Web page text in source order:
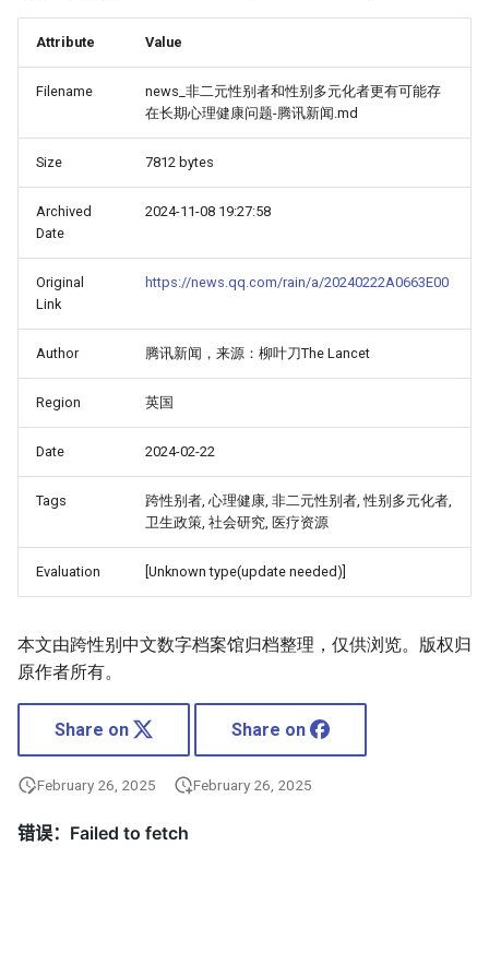
Attribute Value
Filename
news_非二元性别者和性别多元化者更有可能存
在长期心理健康问题-腾讯新闻.md
Size 7812 bytes
Archived
Date
2024-11-08 19:27:58
Original
Link
https://news.qq.com/rain/a/20240222A0663E00
Author 腾讯新闻，来源：柳叶刀The Lancet
Region 英国
Date 2024-02-22
Tags
跨性别者, 心理健康, 非二元性别者, 性别多元化者,
卫生政策, 社会研究, 医疗资源
Evaluation [Unknown type(update needed)]
本文由跨性别中文数字档案馆归档整理，仅供浏览。版权归
原作者所有。
Share on Share on
February 26, 2025 February 26, 2025